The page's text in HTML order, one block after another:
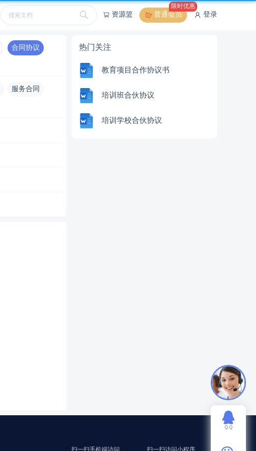
资源篮 普通会员
限时优惠
登录
合同协议
服务合同
热门关注
教育项目合作协议书
培训班合伙协议
培训学校合伙协议
扫一扫手机端访问 扫一扫访问小程序
ＱＱ